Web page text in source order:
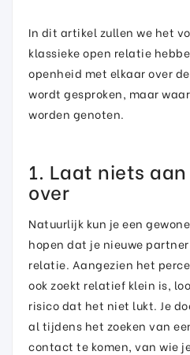
In dit artikel zullen we het
klassieke open relatie
openheid met elkaar over
wordt gesproken, maar
worden genoten.
1. Laat niets
over
Natuurlijk kun je een
hopen dat je nieuwe
relatie. Aangezien het
ook zoekt relatief klein is,
risico dat het niet lukt. Je
al tijdens het zoeken van
contact te komen, van wie